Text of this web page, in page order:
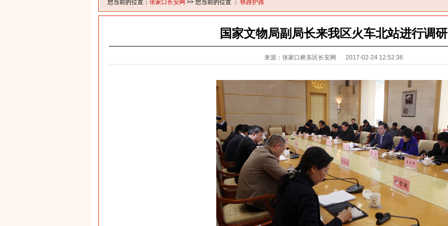
您当前的位置： 张家口长安网 >> 您当前的位置 ： 铁路护路
国家文物局副局长来我区火车北站进行调研
来源：张家口桥东区长安网 2017-02-24 12:52:36